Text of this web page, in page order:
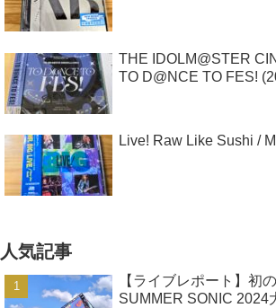
THE IDOLM@STER
TO D@NCE TO FES!
Live! Raw Like Sushi /
人気記事
【ライブレポート】初
SUMMER SONIC 2024